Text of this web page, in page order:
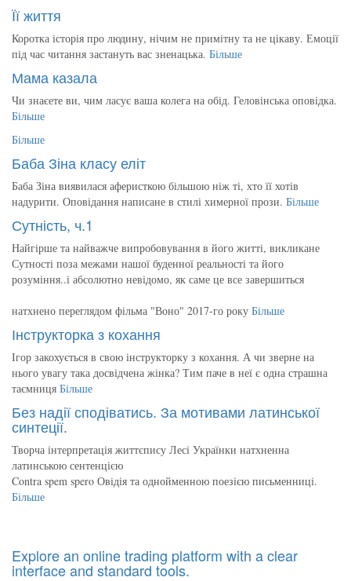
Її життя
Коротка історія про людину, нічим не примітну та не цікаву. Емоції
під час читання застануть вас зненацька. Більше
Мама казала
Чи знаєете ви, чим ласує ваша колега на обід. Геловінська оповідка.
Більше
Більше
Баба Зіна класу еліт
Баба Зіна виявилася аферисткою більшою ніж ті, хто її хотів
надурити. Оповідання написане в стилі химерної прози. Більше
Сутність, ч.1
Найгірше та найважче випробовування в його житті, викликане
Сутності поза межами нашої буденної реальності та його
розуміння..і абсолютно невідомо, як саме це все завершиться
натхнено переглядом фільма "Воно" 2017-го року Більше
Інструкторка з кохання
Ігор закохується в свою інструкторку з кохання. А чи зверне на
нього увагу така досвідчена жінка? Тим паче в неї є одна страшна
таємниця Більше
Без надії сподіватись. За мотивами латинської
синтеції.
Творча інтерпретація життєпису Лесі Українки натхненна
латинською сентенцією
Contra spem spero Овідія та однойменною поезією письменниці.
Більше
Explore an online trading platform with a clear
interface and standard tools.